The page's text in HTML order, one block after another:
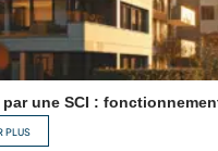
une SCI :
PLUS